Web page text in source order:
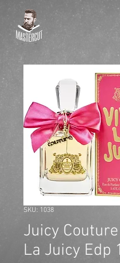
SKU: 1038
Juicy
La Juicy Edp